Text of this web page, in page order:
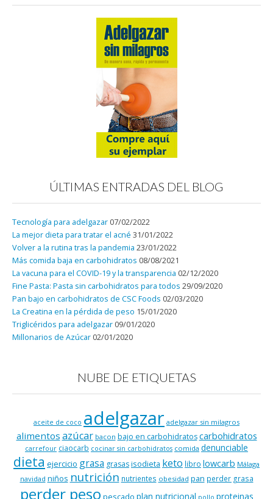
ÚLTIMAS ENTRADAS DEL BLOG
Tecnología para adelgazar 07/02/2022
La mejor dieta para tratar el acné 31/01/2022
Volver a la rutina tras la pandemia 23/01/2022
Más comida baja en carbohidratos 08/08/2021
La vacuna para el COVID-19 y la transparencia 02/12/2020
Fine Pasta: Pasta sin carbohidratos para todos 29/09/2020
Pan bajo en carbohidratos de CSC Foods 02/03/2020
La Creatina en la pérdida de peso 15/01/2020
Triglicéridos para adelgazar 09/01/2020
Millonarios de Azúcar 02/01/2020
NUBE DE ETIQUETAS
aceite de coco adelgazar adelgazar sin milagros
alimentos azúcar bacon bajo en carbohidratos carbohidratos
carrefour ciaocarb cocinar sin carbohidratos comida denunciable
dieta ejercicio grasa grasasisodieta keto libro lowcarb Málaga
navidad niños nutrición nutrientes obesidad pan perder grasa
perder peso pescado plan nutricional pollo proteinas